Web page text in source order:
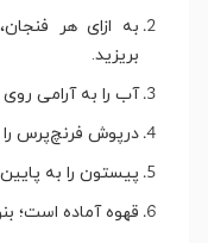
به ازای هر
بریزید.
آب را به آرامی
درپوش فرنچ‌پرس را بگذارید و ۴
پیستون را به
قهوه آماده است؛